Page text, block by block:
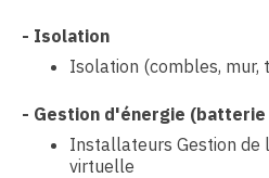
- Isolation
Isolation (combles, mur,
- Gestion d'énergie
Installateurs Gestion de
virtuelle